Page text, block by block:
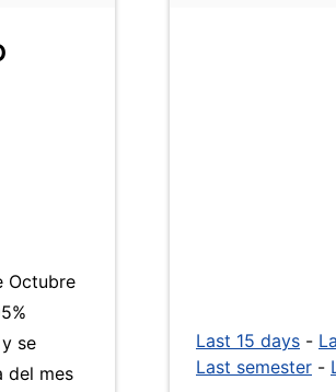
Octubre
se
del mes
Last 15 days -
Last semester -